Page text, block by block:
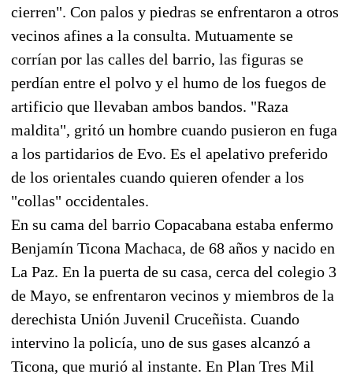
cierren". Con palos y piedras se enfrentaron a otros
vecinos afines a la consulta. Mutuamente se
corrían por las calles del barrio, las figuras se
perdían entre el polvo y el humo de los fuegos de
artificio que llevaban ambos bandos. "Raza
maldita", gritó un hombre cuando pusieron en fuga
a los partidarios de Evo. Es el apelativo preferido
de los orientales cuando quieren ofender a los
"collas" occidentales.
En su cama del barrio Copacabana estaba enfermo
Benjamín Ticona Machaca, de 68 años y nacido en
La Paz. En la puerta de su casa, cerca del colegio 3
de Mayo, se enfrentaron vecinos y miembros de la
derechista Unión Juvenil Cruceñista. Cuando
intervino la policía, uno de sus gases alcanzó a
Ticona, que murió al instante. En Plan Tres Mil